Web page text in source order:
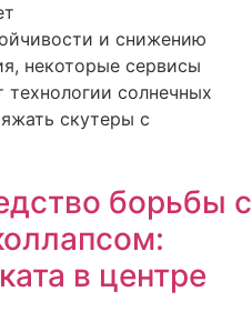
и снижению
некоторые сервисы
технологии солнечных
скутеры с
борьбы с
в центре